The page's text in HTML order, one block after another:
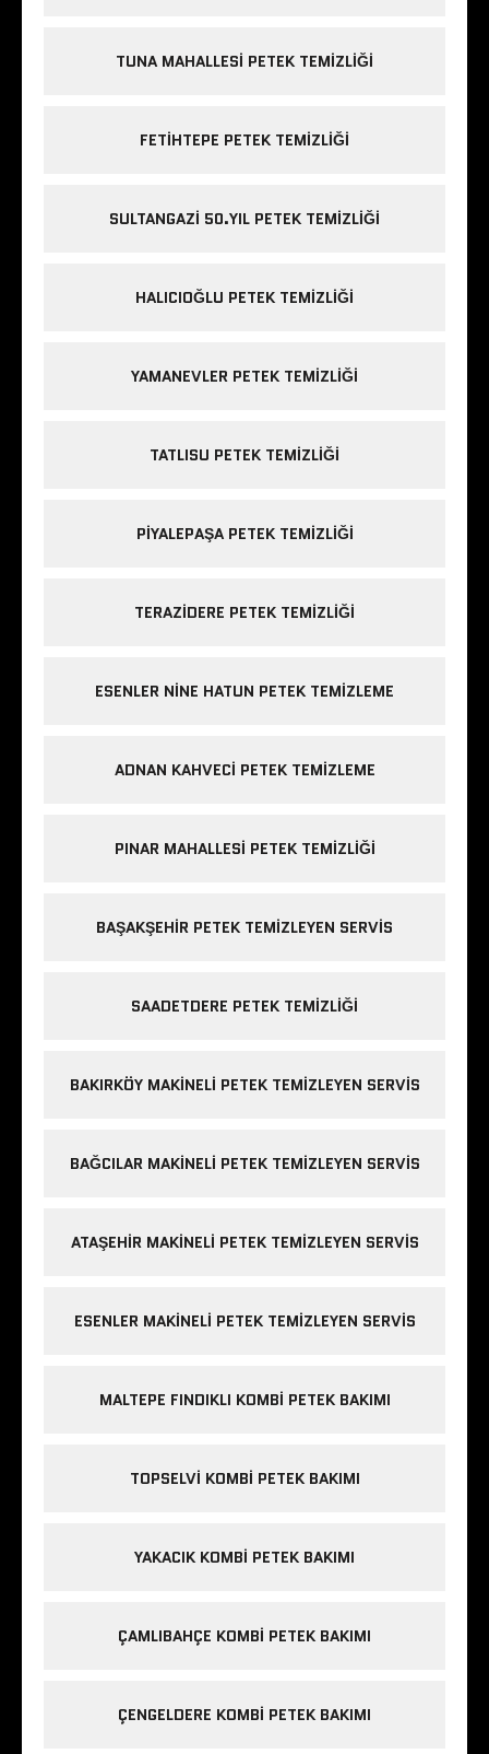
TUNA MAHALLESI PETEK TEMIZLIĞI
FETIHTEPE PETEK TEMIZLIĞI
SULTANGAZI 50.YIL PETEK TEMIZLIĞI
HALICIOĞLU PETEK TEMIZLIĞI
YAMANEVLER PETEK TEMIZLIĞI
TATLISU PETEK TEMIZLIĞI
PIYALEPAŞA PETEK TEMIZLIĞI
TERAZIDERE PETEK TEMIZLIĞI
ESENLER NINE HATUN PETEK TEMIZLEME
ADNAN KAHVECI PETEK TEMIZLEME
PINAR MAHALLESI PETEK TEMIZLIĞI
BAŞAKŞEHIR PETEK TEMIZLEYEN SERVIS
SAADETDERE PETEK TEMIZLIĞI
BAKIRKÖY MAKINELI PETEK TEMIZLEYEN SERVIS
BAĞCILAR MAKINELI PETEK TEMIZLEYEN SERVIS
ATAŞEHIR MAKINELI PETEK TEMIZLEYEN SERVIS
ESENLER MAKINELI PETEK TEMIZLEYEN SERVIS
MALTEPE FINDIKLI KOMBI PETEK BAKIMI
TOPSELVI KOMBI PETEK BAKIMI
YAKACIK KOMBI PETEK BAKIMI
ÇAMLIBAHÇE KOMBI PETEK BAKIMI
ÇENGELDERE KOMBI PETEK BAKIMI